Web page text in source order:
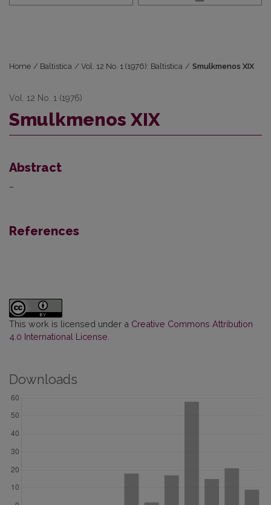
Home / Baltistica / Vol. 12 No. 1 (1976): Baltistica / Smulkmenos XIX
Vol. 12 No. 1 (1976)
Smulkmenos XIX
Abstract
–
References
This work is licensed under a Creative Commons Attribution
4.0 International License
Downloads